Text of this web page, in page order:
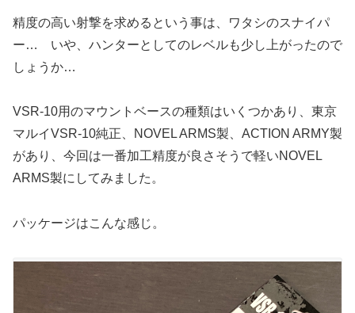
精度の高い射撃を求めるという事は、ワタシのスナイパ
ー… いや、ハンターとしてのレベルも少し上がったので
しょうか…
VSR-10用のマウントベースの種類はいくつかあり、東京
マルイVSR-10純正、NOVEL ARMS製、ACTION ARMY製
があり、今回は一番加工精度が良さそうで軽いNOVEL
ARMS製にしてみました。
パッケージはこんな感じ。